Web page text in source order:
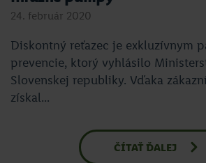
24. február 2020
Diskontný reťazec je exkluzívnym
prevencie, ktorý vyhlásilo
Slovenskej republiky. Vďaka
získal...
ČÍTAŤ ĎALEJ